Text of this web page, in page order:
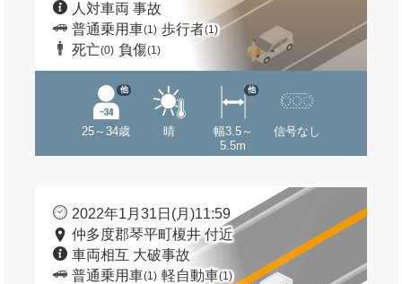
人対車両 事故
普通乗用車(1) 歩行者(1)
死亡(0) 負傷(1)
25～34歳
他
晴
幅3.5～
5.5m
他
信号なし
2022年1月31日(月)11:59
仲多度郡琴平町榎井 付近
車両相互 大破事故
普通乗用車(1) 軽自動車(1)